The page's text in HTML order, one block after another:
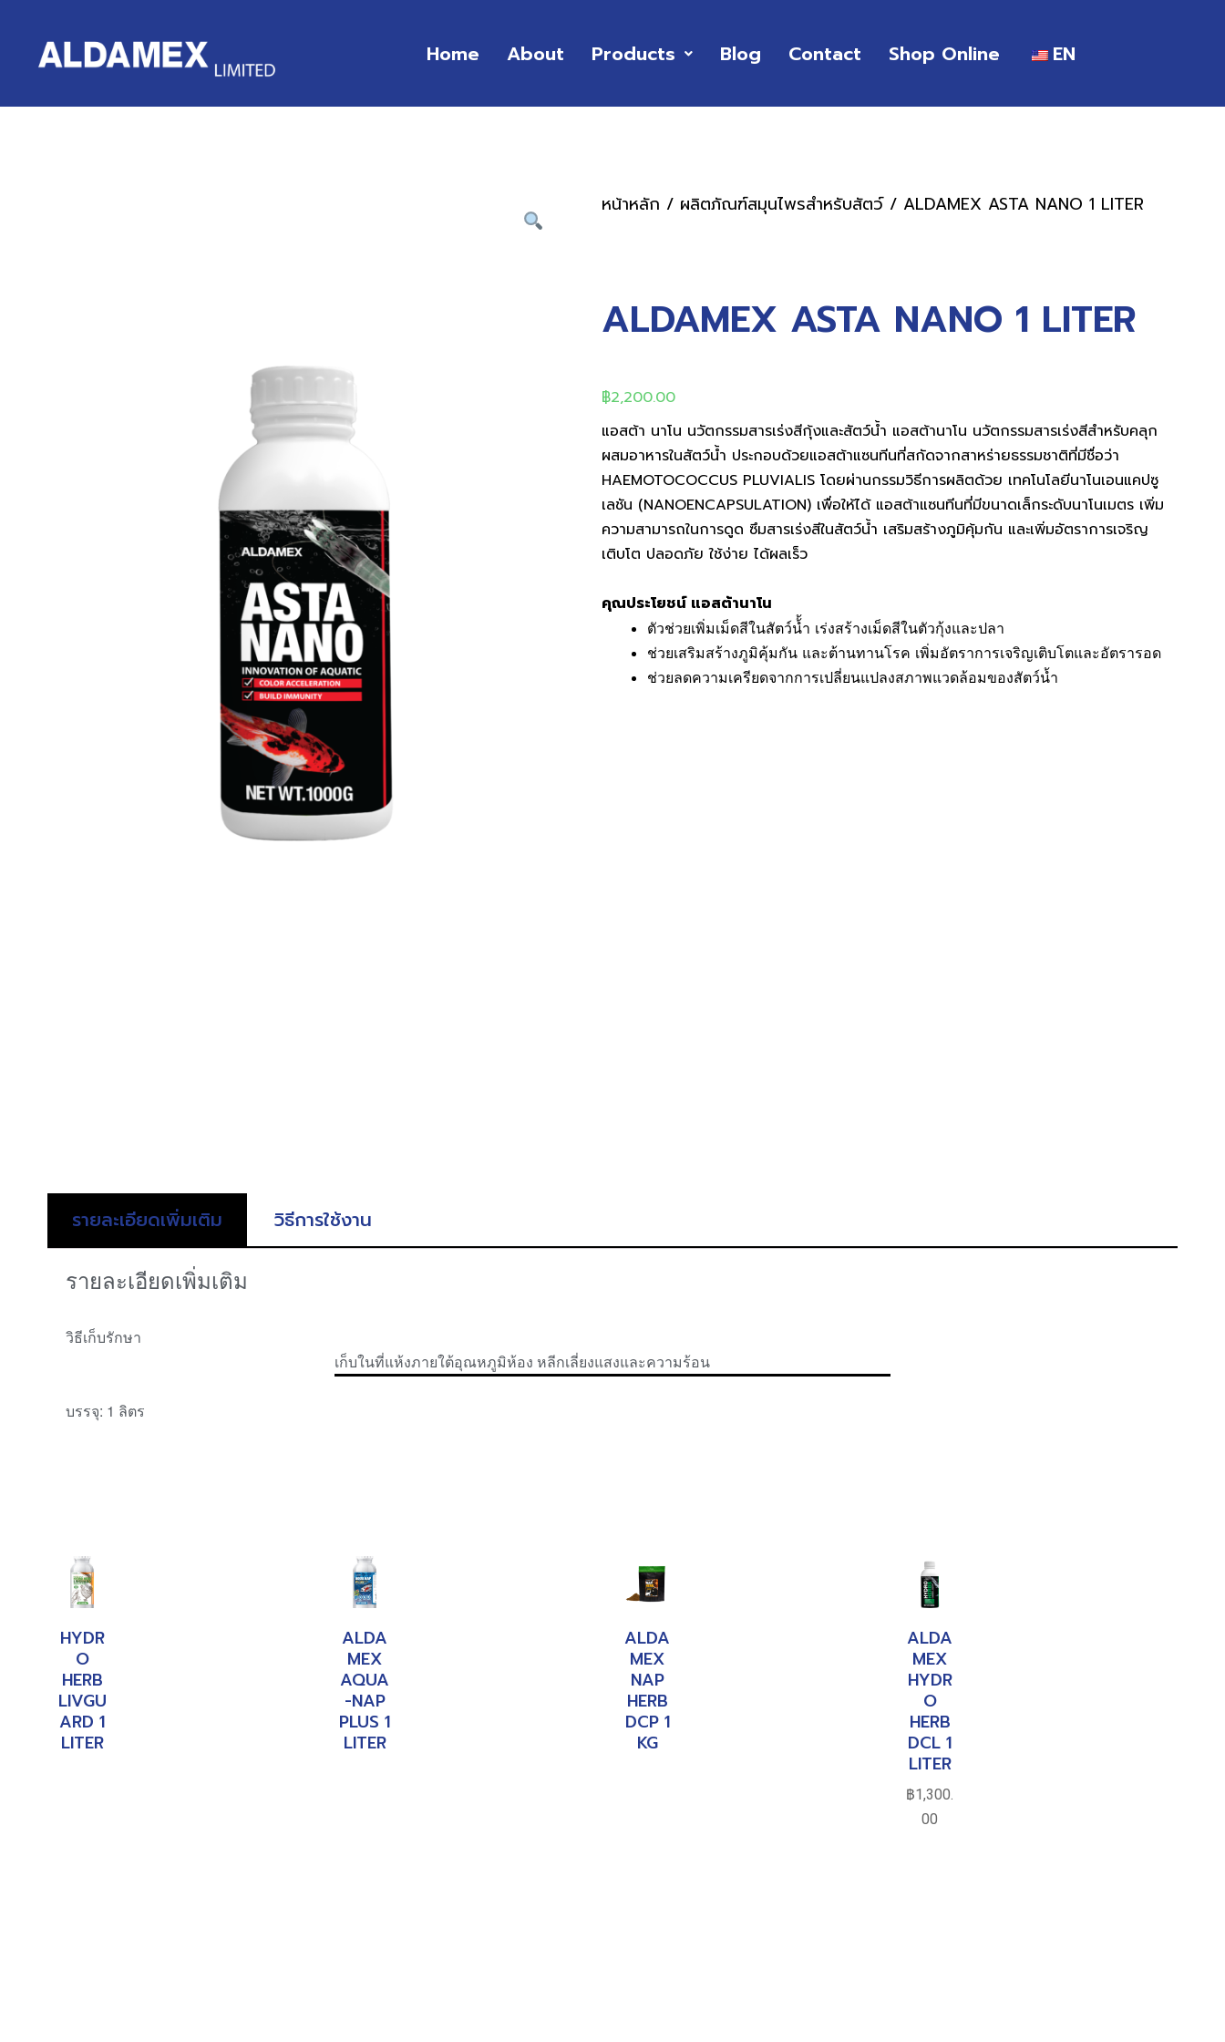
Home About Products Blog Contact Shop Online EN
หน้าหลัก / ผลิตภัณฑ์สมุนไพรสำหรับสัตว์/ ALDAMEX ASTA NANO 1 LITER
ALDAMEX ASTA NANO 1 LITER
฿2,200.00
แอสต้า นาโน นวัตกรรมสารเร่งสีกุ้งและสัตว์น้ำ แอสต้านาโน นวัตกรรมสารเร่งสีสําหรับคลุก
ผสมอาหารในสัตว์น้ำ ประกอบด้วยแอสต้าแซนทีนที่สกัดจากสาหร่ายธรรมชาติที่มีชื่อว่า
HAEMOTOCOCCUS PLUVIALIS โดยผ่านกรรมวิธีการผลิตด้วย เทคโนโลยีนาโนเอนแคปซู
เลชัน (NANOENCAPSULATION) เพื่อให้ได้ แอสต้าแซนทีนที่มีขนาดเล็กระดับนาโนเมตร เพิ่ม
ความสามารถในการดูด ซึมสารเร่งสีในสัตว์น้ำ เสริมสร้างภูมิคุ้มกัน และเพิ่มอัตราการเจริญ
เติบโต ปลอดภัย ใช้ง่าย ได้ผลเร็ว
คุณประโยชน์ แอสต้านาโน
ตัวช่วยเพิ่มเม็ดสีในสัตว์น้้ำ เร่งสร้างเม็ดสีในตัวกุ้งและปลา
ช่วยเสริมสร้างภูมิคุ้มกัน และต้านทานโรค เพิ่มอัตราการเจริญเติบโตและอัตรารอด
ช่วยลดความเครียดจากการเปลี่ยนแปลงสภาพแวดล้อมของสัตว์น้ำ
รายละเอียดเพิ่มเติม วิธีการใช้งาน
รายละเอียดเพิ่มเติม
วิธีเก็บรักษา
เก็บในที่แห้งภายใต้อุณหภูมิห้อง หลีกเลี่ยงแสงและความร้อน
บรรจุ: 1 ลิตร
HYDR
O
HERB
LIVGU
ARD 1
LITER
ALDA
MEX
AQUA
-NAP
PLUS 1
LITER
ALDA
MEX
NAP
HERB
DCP 1
KG
ALDA
MEX
HYDR
O
HERB
DCL 1
LITER
฿1,300.
00